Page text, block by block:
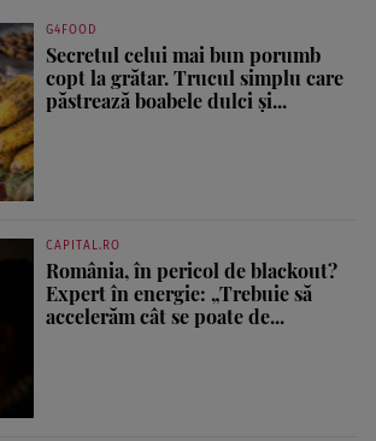
G4FOOD
Secretul celui mai bun porumb
copt la grătar. Trucul simplu care
păstrează boabele dulci și...
CAPITAL.RO
România, în pericol de blackout?
Expert în energie: „Trebuie să
accelerăm cât se poate de...